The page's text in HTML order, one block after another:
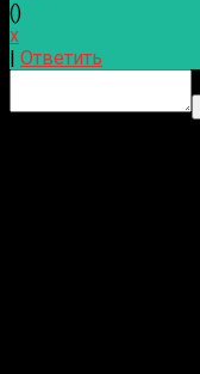
()
x
Ответить